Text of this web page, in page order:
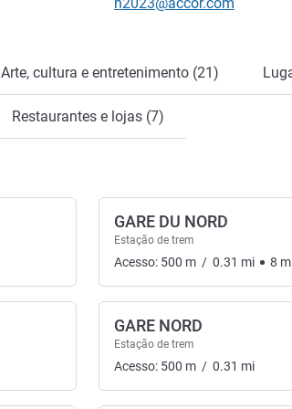
Arte, cultura e entretenimento (21)
Restaurantes e lojas (7)
GARE DU NORD
Estação de trem
Acesso: 500 m / 0.31 mi 8
GARE NORD
Estação de trem
Acesso: 500 m / 0.31 mi